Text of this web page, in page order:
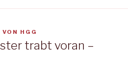
VON HGG
trabt voran –